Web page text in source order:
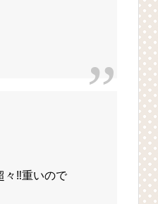
々‼️重いので